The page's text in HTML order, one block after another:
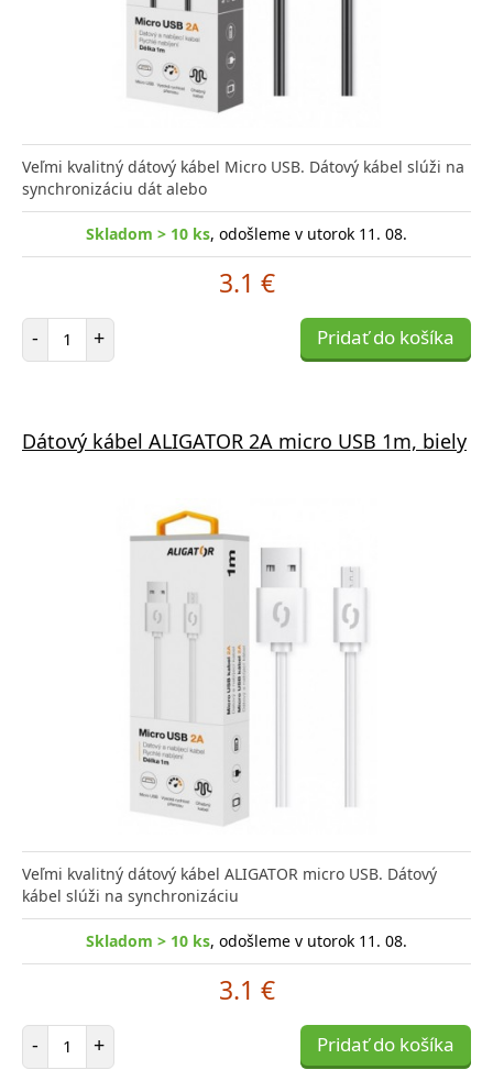
Veľmi kvalitný dátový kábel Micro USB. Dátový kábel slúži na
synchronizáciu dát alebo
Skladom > 10 ks, odošleme v utorok 11. 08.
3.1 €
- Počet položiek
+ Pridať do košíka
Dátový kábel ALIGATOR 2A micro USB 1m, biely
Veľmi kvalitný dátový kábel ALIGATOR micro USB. Dátový
kábel slúži na synchronizáciu
Skladom > 10 ks, odošleme v utorok 11. 08.
3.1 €
- Počet položiek
+ Pridať do košíka